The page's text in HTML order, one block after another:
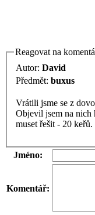
Reagovat na
Autor: David
Předmět: buxus
Vrátili jsme se z
Objevil jsem na nich
muset řešit - 20 keřů.
Jméno:
Komentář: